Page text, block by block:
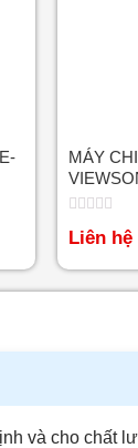
MÁY
Được
xếp
0
5
Liên hệ
và cho chất